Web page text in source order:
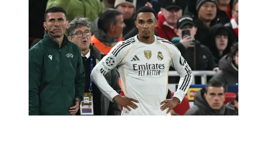
Bek Real Madrid, Trent Alexander-Arnold, menunggu
untuk masuk sebagai pemain pengganti dalam
pertandingan sepak bola fase liga Liga Champions
UEFA antara Liverpool dan Real Madrid di Anfield,
Liverpool, Inggris barat laut, pada 4 November 2025.
(Paul ELLIS / AFP)